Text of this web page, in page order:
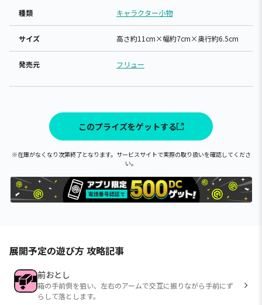
種類 キャラクター小物
サイズ 高さ約11cm×幅約7cm×奥行約6.5cm
発売元 フリュー
このプライズをゲットする
※在庫がなくなり次第終了となります。サービスサイトで実際の取り扱いを確認してくださ
い。
展開予定の遊び方 攻略記事
前おとし
箱の手前側を狙い、左右のアームで交互に振りながら手前にず
らして落とします。